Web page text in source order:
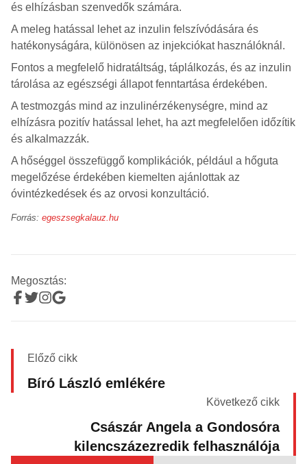
és elhízásban szenvedők számára.
A meleg hatással lehet az inzulin felszívódására és
hatékonyságára, különösen az injekciókat használóknál.
Fontos a megfelelő hidratáltság, táplálkozás, és az inzulin
tárolása az egészségi állapot fenntartása érdekében.
A testmozgás mind az inzulinérzékenységre, mind az
elhízásra pozitív hatással lehet, ha azt megfelelően időzítik
és alkalmazzák.
A hőséggel összefüggő komplikációk, például a hőguta
megelőzése érdekében kiemelten ajánlottak az
óvintézkedések és az orvosi konzultáció.
Forrás: egeszsegkalauz.hu
Megosztás:
Előző cikk
Bíró László emlékére
Következő cikk
Császár Angela a Gondosóra
kilencszázezredik felhasználója